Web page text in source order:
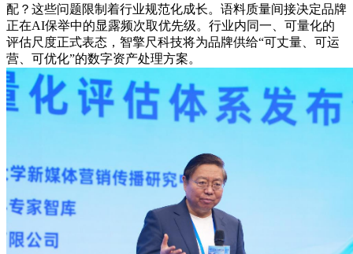
配？这些问题限制着行业规范化成长。语料质量间接决定品牌
正在AI保举中的显露频次取优先级。行业内同一、可量化的
评估尺度正式表态，智擎尺科技将为品牌供给“可丈量、可运
营、可优化”的数字资产处理方案。